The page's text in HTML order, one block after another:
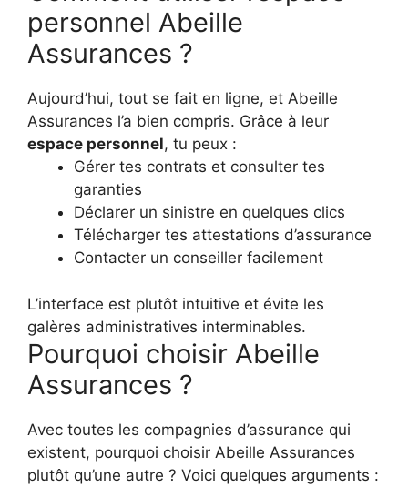
personnel Abeille
Assurances ?
Aujourd’hui, tout se fait en ligne, et Abeille
Assurances l’a bien compris. Grâce à leur
espace personnel, tu peux :
Gérer tes contrats et consulter tes
garanties
Déclarer un sinistre en quelques clics
Télécharger tes attestations d’assurance
Contacter un conseiller facilement
L’interface est plutôt intuitive et évite les
galères administratives interminables.
Pourquoi choisir Abeille
Assurances ?
Avec toutes les compagnies d’assurance qui
existent, pourquoi choisir Abeille Assurances
plutôt qu’une autre ? Voici quelques arguments :